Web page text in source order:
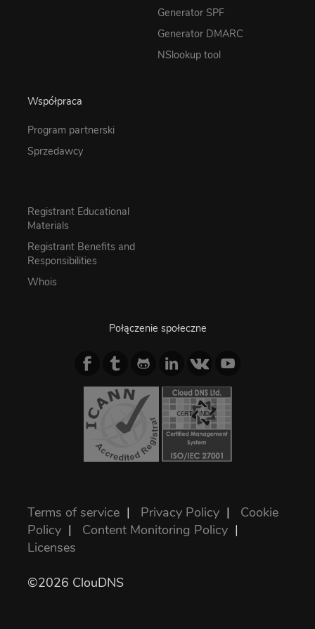
Generator SPF
Generator DMARC
NSlookup tool
Współpraca
Program partnerski
Sprzedawcy
Registrant Educational
Materials
Registrant Benefits and
Responsibilities
Whois
Połączenie społeczne
Terms of service | Privacy Policy | Cookie
Policy | Content Monitoring Policy |
Licenses
©2026 ClouDNS